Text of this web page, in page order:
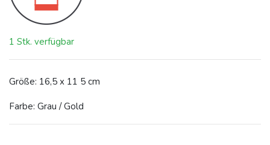
1 Stk. verfügbar
Größe: 16,5 x 11 5 cm
Farbe: Grau / Gold